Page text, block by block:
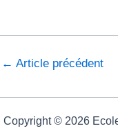
← Article précédent
Copyright © 2026